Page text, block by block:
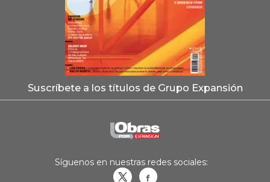
Suscríbete a los títulos de Grupo Expansión
Síguenos en nuestras redes sociales: